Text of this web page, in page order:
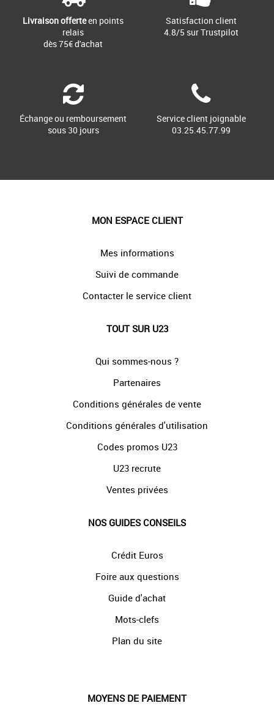
Livraison offerteen points
relais
dès 75€ d'achat
Satisfaction client
4.8/5 sur Trustpilot
Échange ou remboursement
sous 30 jours
Service client joignable
03.25.45.77.99
MON ESPACE CLIENT
Mes informations
Suivi de commande
Contacter le service client
TOUT SUR U23
Qui sommes-nous ?
Partenaires
Conditions générales de vente
Conditions générales d'utilisation
Codes promos U23
U23 recrute
Ventes privées
NOS GUIDES CONSEILS
Crédit Euros
Foire aux questions
Guide d'achat
Mots-clefs
Plan du site
MOYENS DE PAIEMENT